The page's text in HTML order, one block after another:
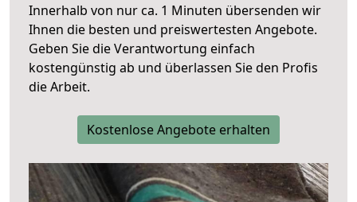
Innerhalb von nur ca. 1 Minuten übersenden wir
Ihnen die besten und preiswertesten Angebote.
Geben Sie die Verantwortung einfach
kostengünstig ab und überlassen Sie den Profis
die Arbeit.
Kostenlose Angebote erhalten